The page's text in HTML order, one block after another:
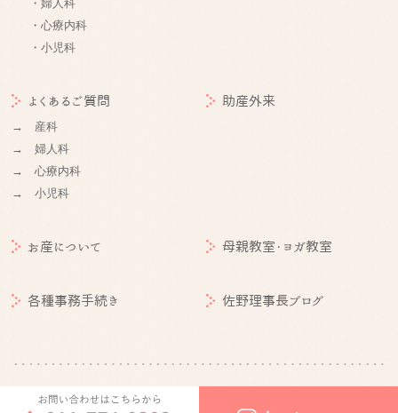
・婦人科
・心療内科
・小児科
よくあるご質問
→ 産科
→ 婦人科
→ 心療内科
→ 小児科
助産外来
お産について 母親教室・ヨガ教室
各種事務手続き 佐野理事長ブログ
©札幌産婦人科 | 医療法人社団朋佑会 札幌産科婦人科